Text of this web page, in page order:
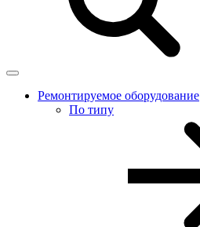
Ремонтируемое оборудование
По типу